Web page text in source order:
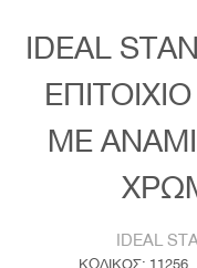
IDEAL
ΜΕ
IDEAL
ΚΩΔΙΚΟΣ: 11256